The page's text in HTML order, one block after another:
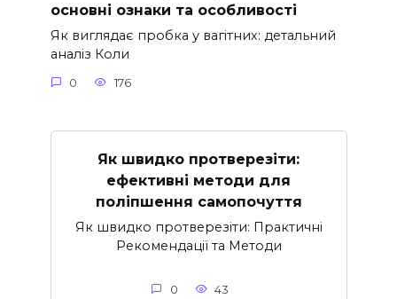
основні ознаки та особливості
Як виглядає пробка у вагітних: детальний
аналіз Коли
0 176
Як швидко протверезіти:
ефективні методи для
поліпшення самопочуття
Як швидко протверезіти: Практичні
Рекомендації та Методи
0 43